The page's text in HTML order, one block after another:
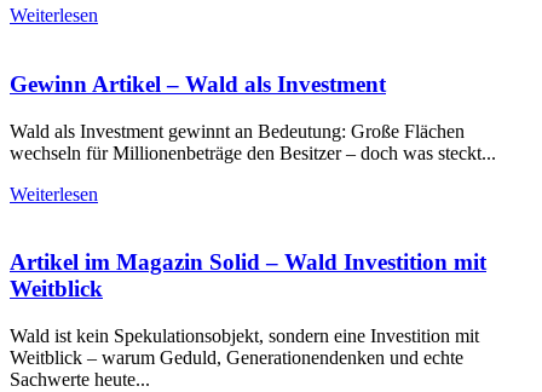
Weiterlesen
Gewinn Artikel – Wald als Investment
Wald als Investment gewinnt an Bedeutung: Große Flächen
wechseln für Millionenbeträge den Besitzer – doch was steckt...
Weiterlesen
Artikel im Magazin Solid – Wald Investition mit
Weitblick
Wald ist kein Spekulationsobjekt, sondern eine Investition mit
Weitblick – warum Geduld, Generationendenken und echte
Sachwerte heute...